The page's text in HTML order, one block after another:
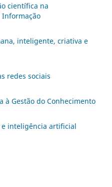
científica na
Informação
inteligente, criativa e
redes sociais
Gestão do Conhecimento
inteligência artificial